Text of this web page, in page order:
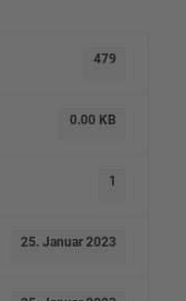
479
0.00 KB
1
25. Januar 2023